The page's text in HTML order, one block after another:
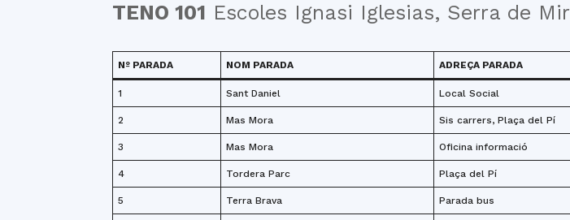
TENO 101 Escoles Ignasi Iglesias, Serra de
Nº PARADA NOM PARADA ADREÇA PARADA
1 Sant Daniel Local Social
2 Mas Mora Sis carrers, Plaça del Pí
3 Mas Mora Oficina informació
4 Tordera Parc Plaça del Pí
5 Terra Brava Parada bus